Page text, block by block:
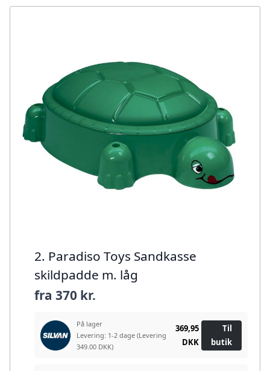
2. Paradiso Toys Sandkasse
skildpadde m. låg
fra 370 kr.
På lager
Levering: 1-2 dage (Levering
349.00 DKK)
369,95
DKK
Til
butik